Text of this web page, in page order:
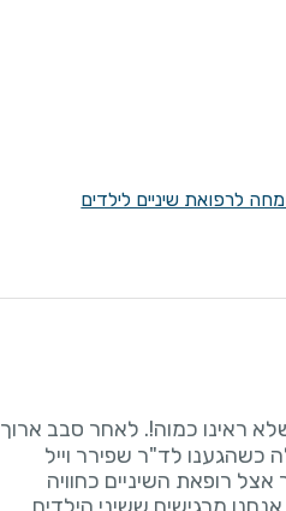
לרפואת שיניים לילדים
ראינו כמוה!. לאחר סבב ארוך
כשהגענו לד"ר שפירר וייל
אצל רופאת השיניים כחוויה